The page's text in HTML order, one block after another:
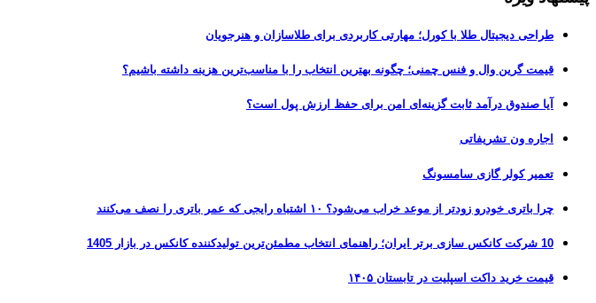
طراحی دیجیتال طلا با کورل؛ مهارتی کاربردی برای طلاسازان و هنرجویان
قیمت گرین وال و فنس چمنی؛ چگونه بهترین انتخاب را با مناسب‌ترین هزینه داشته باشیم؟
آیا صندوق درآمد ثابت گزینه‌ای امن برای حفظ ارزش پول است؟
اجاره ون تشریفاتی
تعمیر کولر گازی سامسونگ
چرا باتری خودرو زودتر از موعد خراب می‌شود؟ ۱۰ اشتباه رایجی که عمر باتری را نصف می‌کنند
10 شرکت کانکس سازی برتر ایران؛ راهنمای انتخاب مطمئن‌ترین تولیدکننده کانکس در بازار 1405
قیمت خرید داکت اسپلیت در تابستان ۱۴۰۵